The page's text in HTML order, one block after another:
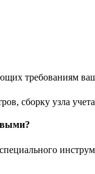
требованиям
сборку узла